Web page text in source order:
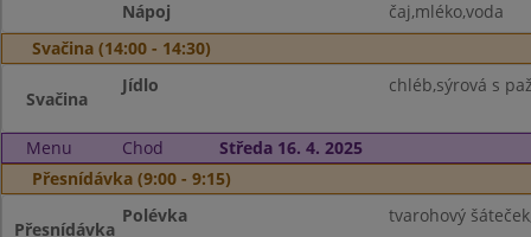
Nápoj
čaj,mléko,voda
Svačina (14:00 - 14:30)
Svačina
Jídlo chléb,sýrová s
Menu Chod
Středa 16. 4. 2025
Přesnídávka (9:00 - 9:15)
Přesnídávka
Polévka tvarohový